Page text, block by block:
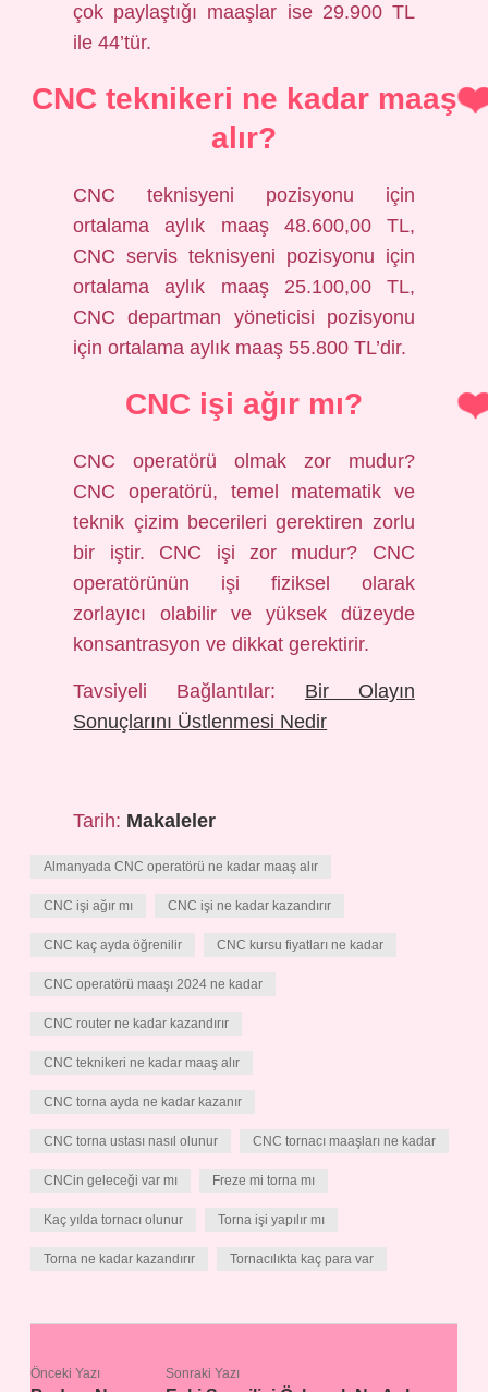
çok paylaştığı maaşlar ise 29.900 TL
ile 44’tür.
CNC teknikeri ne kadar maaş
alır?
CNC teknisyeni pozisyonu için
ortalama aylık maaş 48.600,00 TL,
CNC servis teknisyeni pozisyonu için
ortalama aylık maaş 25.100,00 TL,
CNC departman yöneticisi pozisyonu
için ortalama aylık maaş 55.800 TL’dir.
CNC işi ağır mı?
CNC operatörü olmak zor mudur?
CNC operatörü, temel matematik ve
teknik çizim becerileri gerektiren zorlu
bir iştir. CNC işi zor mudur? CNC
operatörünün işi fiziksel olarak
zorlayıcı olabilir ve yüksek düzeyde
konsantrasyon ve dikkat gerektirir.
Tavsiyeli Bağlantılar: Bir Olayın
Sonuçlarını Üstlenmesi Nedir
Tarih: Makaleler
Almanyada CNC operatörü ne kadar maaş alır
CNC işi ağır mı CNC işi ne kadar kazandırır
CNC kaç ayda öğrenilir CNC kursu fiyatları ne kadar
CNC operatörü maaşı 2024 ne kadar
CNC router ne kadar kazandırır
CNC teknikeri ne kadar maaş alır
CNC torna ayda ne kadar kazanır
CNC torna ustası nasıl olunur CNC tornacı maaşları ne kadar
CNCin geleceği var mı Freze mi torna mı
Kaç yılda tornacı olunur Torna işi yapılır mı
Torna ne kadar kazandırır Tornacılıkta kaç para var
Önceki Yazı Sonraki Yazı